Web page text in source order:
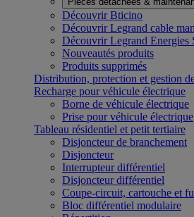
Découvrir Bticino
Découvrir Legrand cable
Découvrir Legrand Energies
Nouveautés produits
Produits supprimés
Distribution, protection et gestion
Recharge pour véhicule électrique
Borne de véhicule électrique
Prise pour véhicule électrique
Tableau résidentiel et petit tertiaire
Disjoncteur de branchement
Disjoncteur
Interrupteur différentiel
Disjoncteur différentiel
Coupe-circuit, cartouche et
Bloc différentiel modulaire